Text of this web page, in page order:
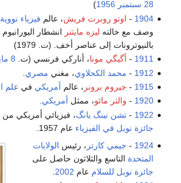
28 سبتمبر
1956
)
1904
- اوتو روبرت فريش، عالم فيزياء نووية
وصف مع خالته ليزه مايتنر انشطار
بالنيوترونات إلى عناصر أخف. (ت. 1979)
1911
- أگيگي مونا، أناركي فرنسي (ت. 8 مايو
1912
- محمد الكحلاوي، مغني مصري
1915
- جيروم برونر ، عالم أمريكي في علم
1920
- والتر ماثو، ممثل أمريكي.
1922
-تشن نينگ يانگ، فيزيائي أمريكي
جائزة نوبل في الفيزياء عام 1957.
1924
- جيمي كارتر ، رئيس الولايات
المتحدة التاسع والثلاثون حاصل على
جائزة نوبل للسلام عام 2002